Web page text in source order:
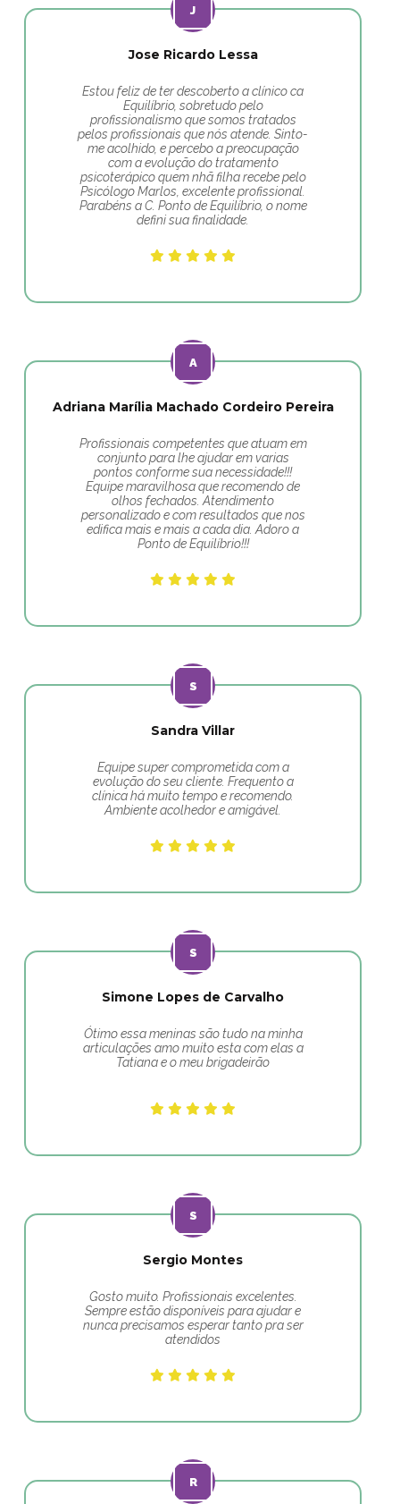
Jose Ricardo Lessa
Estou feliz de ter descoberto a clínico ca
Equilíbrio, sobretudo pelo
profissionalismo que somos tratados
pelos profissionais que nós atende. Sinto-
me acolhido, e percebo a preocupação
com a evolução do tratamento
psicoterápico quem nhã filha recebe pelo
Psicólogo Marlos, excelente profissional.
Parabéns a C. Ponto de Equilíbrio, o nome
defini sua finalidade.
Adriana Marília Machado Cordeiro Pereira
Profissionais competentes que atuam em
conjunto para lhe ajudar em varias
pontos conforme sua necessidade!!!
Equipe maravilhosa que recomendo de
olhos fechados. Atendimento
personalizado e com resultados que nos
edifica mais e mais a cada dia. Adoro a
Ponto de Equilíbrio!!!
Sandra Villar
Equipe super comprometida com a
evolução do seu cliente. Frequento a
clínica há muito tempo e recomendo.
Ambiente acolhedor e amigável.
Simone Lopes de Carvalho
Ótimo essa meninas são tudo na minha
articulações amo muito esta com elas a
Tatiana e o meu brigadeirão
Sergio Montes
Gosto muito. Profissionais excelentes.
Sempre estão disponíveis para ajudar e
nunca precisamos esperar tanto pra ser
atendidos